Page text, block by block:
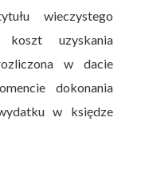
wieczystego
uzyskania
w dacie
dokonania
w księdze